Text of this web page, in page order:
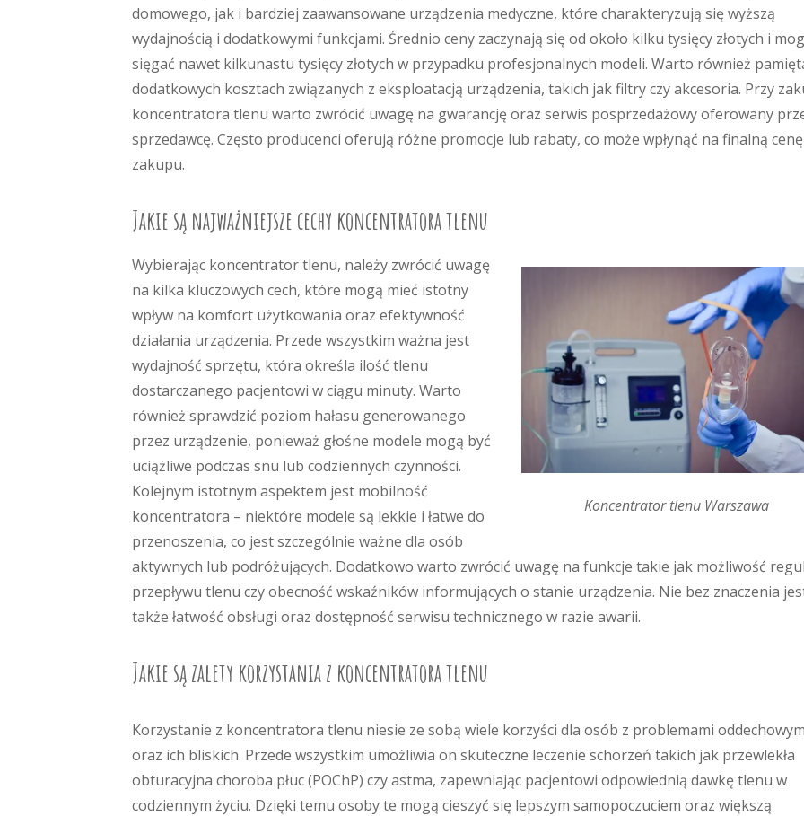
domowego, jak i bardziej zaawansowane urządzenia medyczne, które charakteryzują się wyższą
wydajnością i dodatkowymi funkcjami. Średnio ceny zaczynają się od około kilku tysięcy złotych i
sięgać nawet kilkunastu tysięcy złotych w przypadku profesjonalnych modeli. Warto również
dodatkowych kosztach związanych z eksploatacją urządzenia, takich jak filtry czy akcesoria. Przy
koncentratora tlenu warto zwrócić uwagę na gwarancję oraz serwis posprzedażowy oferowany
sprzedawcę. Często producenci oferują różne promocje lub rabaty, co może wpłynąć na finalną cenę
zakupu.
Jakie są najważniejsze cechy koncentratora tlenu
Koncentrator tlenu Warszawa
Wybierając koncentrator tlenu, należy zwrócić uwagę
na kilka kluczowych cech, które mogą mieć istotny
wpływ na komfort użytkowania oraz efektywność
działania urządzenia. Przede wszystkim ważna jest
wydajność sprzętu, która określa ilość tlenu
dostarczanego pacjentowi w ciągu minuty. Warto
również sprawdzić poziom hałasu generowanego
przez urządzenie, ponieważ głośne modele mogą być
uciążliwe podczas snu lub codziennych czynności.
Kolejnym istotnym aspektem jest mobilność
koncentratora – niektóre modele są lekkie i łatwe do
przenoszenia, co jest szczególnie ważne dla osób
aktywnych lub podróżujących. Dodatkowo warto zwrócić uwagę na funkcje takie jak możliwość
przepływu tlenu czy obecność wskaźników informujących o stanie urządzenia. Nie bez znaczenia
także łatwość obsługi oraz dostępność serwisu technicznego w razie awarii.
Jakie są zalety korzystania z koncentratora tlenu
Korzystanie z koncentratora tlenu niesie ze sobą wiele korzyści dla osób z problemami
oraz ich bliskich. Przede wszystkim umożliwia on skuteczne leczenie schorzeń takich jak przewlekła
obturacyjna choroba płuc (POChP) czy astma, zapewniając pacjentowi odpowiednią dawkę tlenu w
codziennym życiu. Dzięki temu osoby te mogą cieszyć się lepszym samopoczuciem oraz większą